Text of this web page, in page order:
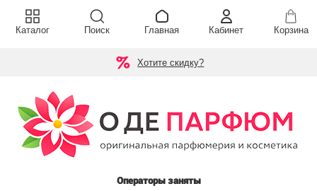
Хотите скидку?
Операторы заняты
Каталог Поиск Главная Кабинет Корзина